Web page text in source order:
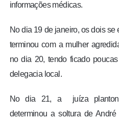
informações médicas.
No dia 19 de janeiro, os dois
terminou com a mulher
no dia 20, tendo ficado
delegacia local.
No dia 21, a juíza
determinou a soltura de